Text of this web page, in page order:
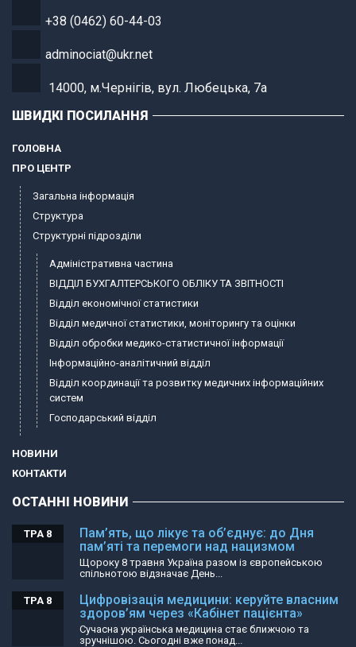
+38 (0462) 60-44-03
adminociat@ukr.net
14000, м.Чернігів, вул. Любецька, 7а
ШВИДКІ ПОСИЛАННЯ
ГОЛОВНА
ПРО ЦЕНТР
Загальна інформація
Структура
Структурні підрозділи
Адміністративна частина
ВІДДІЛ БУХГАЛТЕРСЬКОГО ОБЛІКУ ТА ЗВІТНОСТІ
Відділ економічної статистики
Відділ медичної статистики, моніторингу та оцінки
Відділ обробки медико-статистичної інформації
Інформаційно-аналітичний відділ
Відділ координації та розвитку медичних інформаційних
систем
Господарський відділ
НОВИНИ
КОНТАКТИ
ОСТАННІ НОВИНИ
Пам’ять, що лікує та об’єднує: до Дня
пам’яті та перемоги над нацизмом
ТРА 8
Щороку 8 травня Україна разом із європейською
спільнотою відзначає День...
Цифровізація медицини: керуйте власним
здоров’ям через «Кабінет пацієнта»
ТРА 8
Сучасна українська медицина стає ближчою та
зручнішою. Сьогодні вже понад...